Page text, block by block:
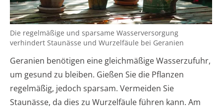
Die regelmäßige und sparsame Wasserversorgung
verhindert Staunässe und Wurzelfäule bei Geranien
Geranien benötigen eine gleichmäßige Wasserzufuhr,
um gesund zu bleiben. Gießen Sie die Pflanzen
regelmäßig, jedoch sparsam. Vermeiden Sie
Staunässe, da dies zu Wurzelfäule führen kann. Am